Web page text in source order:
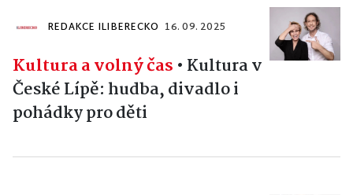
REDAKCE ILIBERECKO 16. 09. 2025
Kultura a volný čas • Kultura v
České Lípě: hudba, divadlo i
pohádky pro děti